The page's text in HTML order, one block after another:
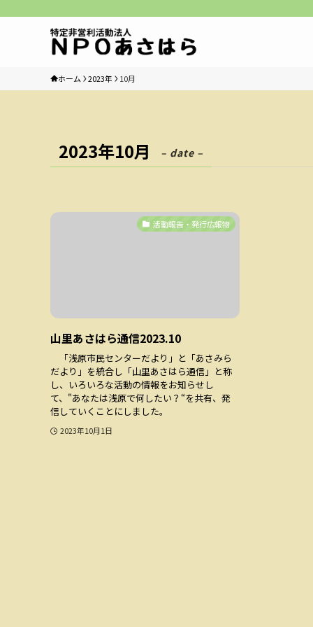
ホーム 2023年 10月
2023年10月 – date –
活動報告・発行広報物
山里あさはら通信2023.10
「浅原市民センターだより」と「あさみら
だより」を統合し「山里あさはら通信」と称
し、いろいろな活動の情報をお知らせし
て、"あなたは浅原で何したい？“を共有、発
信していくことにしました。
2023年10月1日